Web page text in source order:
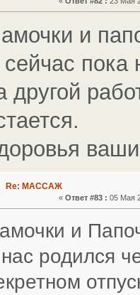
и
другой
Re: МАССАЖ
«Ответ #83 : 05 Мая
и
родился